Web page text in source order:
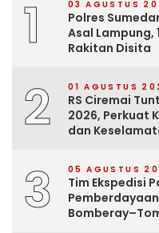
1 03 AGUSTUS
Polres
Asal Lampung,
Rakitan Disita
2 01 AGUSTUS
RS Ciremai
2026, Perkuat
dan
3 05 AGUSTUS
Tim Ekspedisi